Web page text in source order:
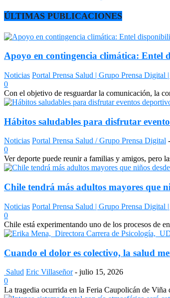
ÚLTIMAS PUBLICACIONES
Apoyo en contingencia climática: Entel
Noticias Portal Prensa Salud | Grupo Prensa Digital
0
Con el objetivo de resguardar la comunicación, la
Hábitos saludables para disfrutar
Noticias Portal Prensa Salud / Grupo Prensa Digital -
0
Ver deporte puede reunir a familias y amigos, pero
Chile tendrá más adultos mayores que
Noticias Portal Prensa Salud | Grupo Prensa Digital
0
Chile está experimentando uno de los procesos de
Cuando el dolor es colectivo, la salud
Salud Eric Villaseñor - julio 15, 2026
0
La tragedia ocurrida en la Feria Caupolicán de